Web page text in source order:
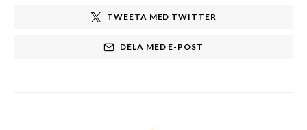
TWEETA MED TWITTER
DELA MED E-POST